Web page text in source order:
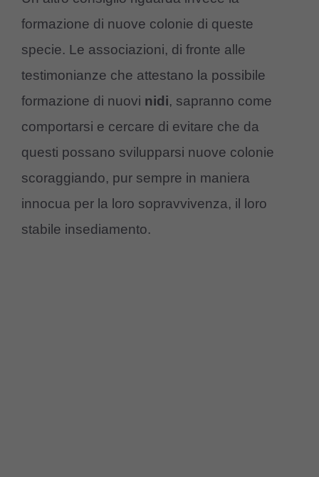
formazione di nuove colonie di queste
specie. Le associazioni, di fronte alle
testimonianze che attestano la possibile
formazione di nuovi nidi, sapranno come
comportarsi e cercare di evitare che da
questi possano svilupparsi nuove colonie
scoraggiando, pur sempre in maniera
innocua per la loro sopravvivenza, il loro
stabile insediamento.